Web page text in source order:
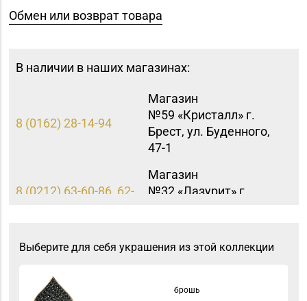
Обмен или возврат товара
В наличии в наших магазинах:
8 (0162) 28-14-94
Магазин
№59 «Кристалл» г.
Брест, ул. Буденного,
47-1
8 (0212) 63-60-86, 62-
Магазин
№32 «Лазурит» г.
8 (0216) 51-20-11
Магазин
Орша, ул.
Выберите для себя украшения из этой коллекции
брошь